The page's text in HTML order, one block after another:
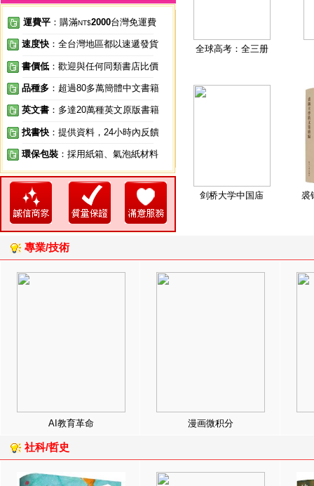
運費平 ：購滿NT$2000台灣免運費
速度快 ：全台灣地區都以速遞發貨
書價低 ：歡迎與任何同類書店比價
品種多 ：超過80多萬簡體中文書籍
英文書 ：多達20萬種英文原版書籍
找書快 ：提供資料，24小時內反饋
環保包裝 ：採用紙箱、氣泡紙材料
全球高考：全三册
剑桥大学中国庙 裘
專業/技術
AI教育革命 漫画微积分
社科/哲史